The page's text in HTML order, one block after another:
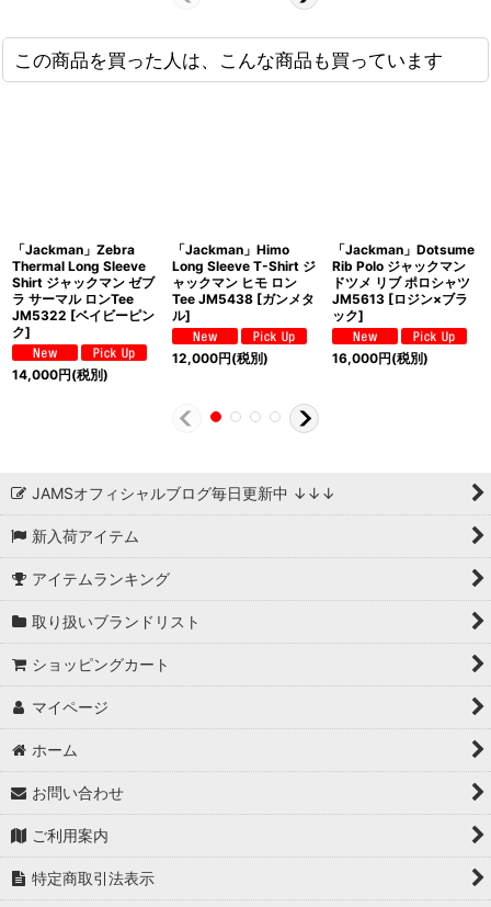
この商品を買った人は、こんな商品も買っています
「Jackman」Zebra
Thermal Long Sleeve
Shirt ジャックマン ゼブ
ラ サーマル ロンTee
JM5322 [ベイビーピン
ク]
14,000円(税別)
「Jackman」Himo
Long Sleeve T-Shirt ジ
ャックマン ヒモ ロン
Tee JM5438 [ガンメタ
ル]
12,000円(税別)
「Jackman」Dotsume
Rib Polo ジャックマン
ドツメ リブ ポロシャツ
JM5613 [ロジン×ブラ
ック]
16,000円(税別)
JAMSオフィシャルブログ毎日更新中 ↓↓↓
新入荷アイテム
アイテムランキング
取り扱いブランドリスト
ショッピングカート
マイページ
ホーム
お問い合わせ
ご利用案内
特定商取引法表示